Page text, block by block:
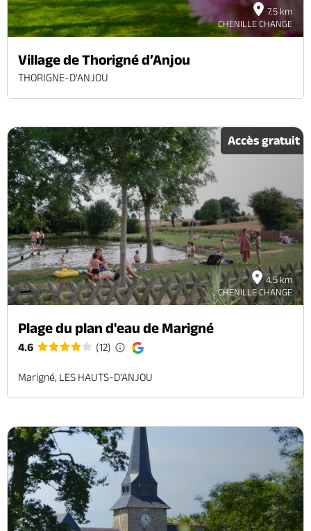
7.5 km
CHENILLE CHANGE
Village de Thorigné d’Anjou
THORIGNE-D'ANJOU
4.5 km
CHENILLE CHANGE
Accès gratuit
Plage du plan d'eau de Marigné
4.6 (12)
Marigné, LES HAUTS-D'ANJOU